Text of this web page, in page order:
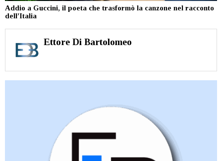
Addio a Guccini, il poeta che trasformò la canzone nel racconto
dell’Italia
Ettore Di Bartolomeo